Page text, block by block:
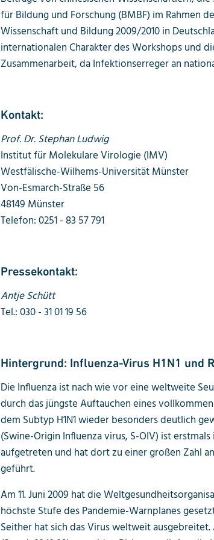
für Bildung und Forschung (BMBF) im Rahmen
Wissenschaft und Bildung 2009/2010 in
internationalen Charakter des Workshops und
Zusammenarbeit, da Infektionserreger an
Kontakt:
Prof. Dr. Stephan Ludwig
Institut für Molekulare Virologie (IMV)
Westfälische-Wilhems-Universität Münster
Von-Esmarch-Straße 56
48149 Münster
Telefon: 0251 - 83 57 791
Pressekontakt:
Antje Schütt
Tel.: 030 - 31 01 19 56
Hintergrund: Influenza-Virus H1N1 und
Die Influenza ist nach wie vor eine weltweite
durch das jüngste Auftauchen eines
dem Subtyp H1N1 wieder besonders deutlich
(Swine-Origin Influenza virus, S-OIV) ist
aufgetreten und hat dort zu einer großen Zahl
geführt.
Am 11. Juni 2009 hat die
höchste Stufe des Pandemie-Warnplanes
Seither hat sich das Virus weltweit